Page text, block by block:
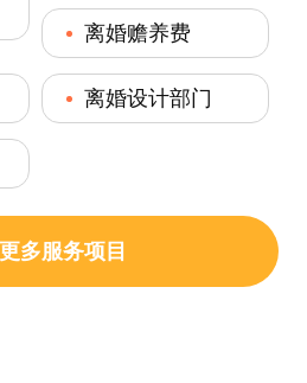
离婚赡养费
离婚设计部门
多服务项目